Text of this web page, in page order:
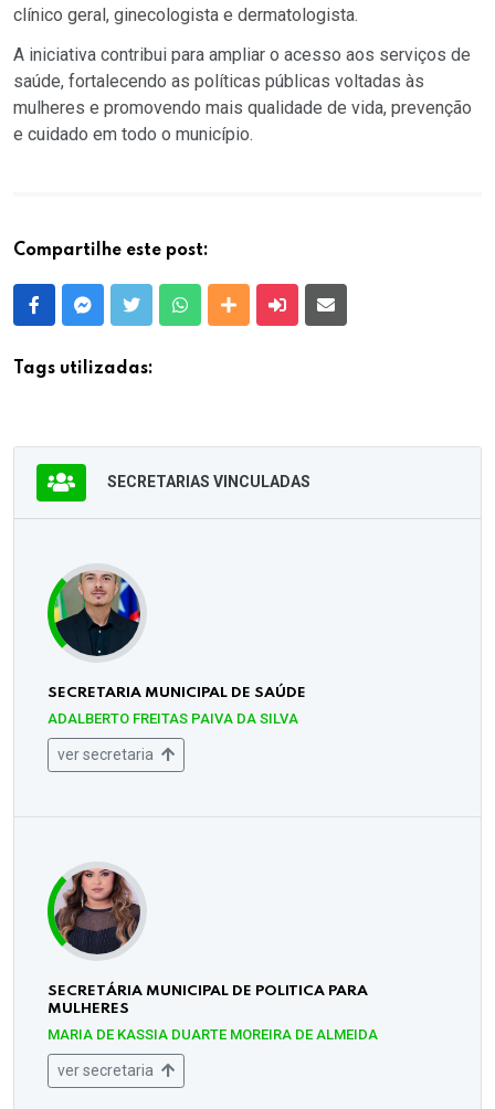
clínico geral, ginecologista e dermatologista.
A iniciativa contribui para ampliar o acesso aos serviços de
saúde, fortalecendo as políticas públicas voltadas às
mulheres e promovendo mais qualidade de vida, prevenção
e cuidado em todo o município.
Compartilhe este post:
FacebookMessenger
Twitter WhatsappOutras MídiasEnviar para um amigo
Tags utilizadas:
SECRETARIAS VINCULADAS
SECRETARIA MUNICIPAL DE SAÚDE
ADALBERTO FREITAS PAIVA DA SILVA
ver secretaria
SECRETÁRIA MUNICIPAL DE POLITICA PARA
MULHERES
MARIA DE KASSIA DUARTE MOREIRA DE ALMEIDA
ver secretaria